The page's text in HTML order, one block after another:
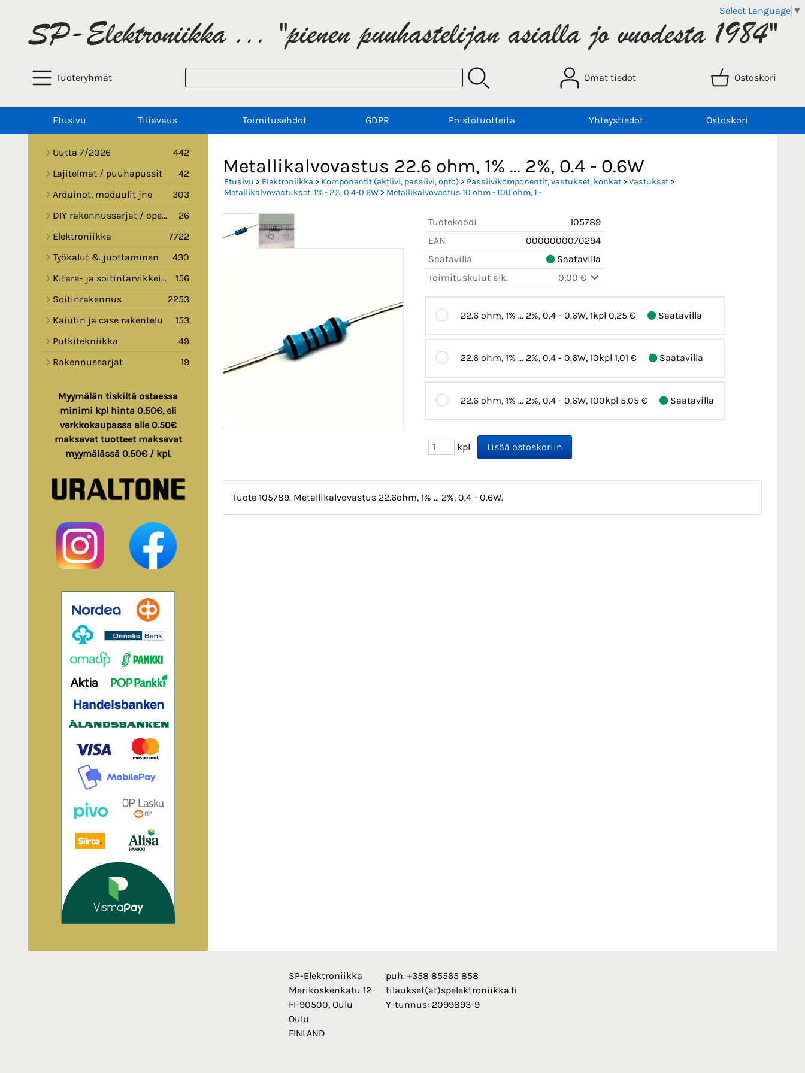
Select Language ▼
Tuoteryhmät Omat tiedot Ostoskori
Etusivu Tiliavaus Toimitusehdot GDPR Poistotuotteita Yhteystiedot Ostoskori
Uutta 7/2026
442
Lajitelmat / puuhapussit
42
Arduinot, moduulit jne
303
DIY rakennussarjat / opetussarjat
26
Elektroniikka
7722
Työkalut & juottaminen
430
Kitara- ja soitintarvikkeita
156
Soitinrakennus
2253
Kaiutin ja case rakentelu
153
Putkitekniikka
49
Rakennussarjat
19
Myymälän tiskiltä ostaessa
minimi kpl hinta 0.50€, eli
verkkokaupassa alle 0.50€
maksavat tuotteet maksavat
myymälässä 0.50€ / kpl.
Metallikalvovastus 22.6 ohm, 1% ... 2%, 0.4 - 0.6W
Etusivu > Elektroniikka > Komponentit (aktiivi, passiivi, opto) > Passiivikomponentit, vastukset, konkat> Vastukset>
Metallikalvovastukset, 1% - 2%, 0.4-0.6W> Metallikalvovastus 10 ohm - 100 ohm, 1 -
Tuotekoodi
105789
EAN
0000000070294
Saatavilla
Saatavilla
Toimituskulut alk.
0,00 €
22.6 ohm, 1% ... 2%, 0.4 - 0.6W, 1kpl 0,25 € Saatavilla
22.6 ohm, 1% ... 2%, 0.4 - 0.6W, 10kpl 1,01 € Saatavilla
22.6 ohm, 1% ... 2%, 0.4 - 0.6W, 100kpl 5,05 € Saatavilla
kpl
Tuote 105789. Metallikalvovastus 22.6ohm, 1% ... 2%, 0.4 - 0.6W.
SP-Elektroniikka
Merikoskenkatu 12
FI-90500, Oulu
Oulu
FINLAND
puh. +358 85565 858
tilaukset(at)spelektroniikka.fi
Y-tunnus: 2099893-9